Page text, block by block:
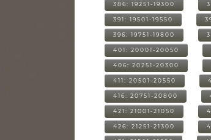
386: 19251-19300
391: 19501-19550
396: 19751-19800
401: 20001-20050
406: 20251-20300
411: 20501-20550
416: 20751-20800
421: 21001-21050
426: 21251-21300